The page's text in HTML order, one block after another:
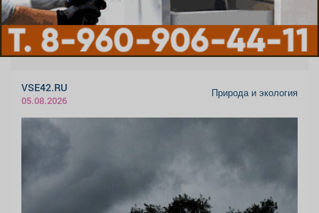
VSE42.RU
05.08.2026
Природа и экология